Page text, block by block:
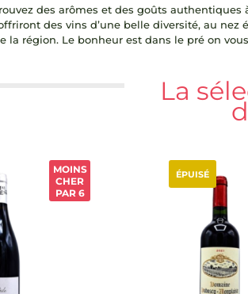
des arômes et des goûts
des vins d’une belle diversité, au
la région. Le bonheur est dans le pré on
La
MOINS
CHER
PAR 6
ÉPUISÉ